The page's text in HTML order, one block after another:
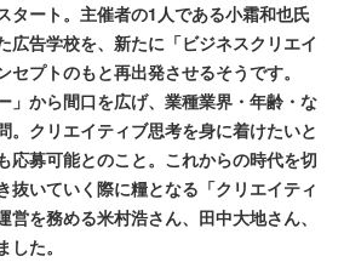
タート。主催者の1人である小霜和也氏
広告学校を、新たに「ビジネスクリエイ
セプトのもと再出発させるそうです。
」から間口を広げ、業種業界・年齢・な
。クリエイティブ思考を身に着けたいと
応募可能とのこと。これからの時代を切
抜いていく際に糧となる「クリエイティ
を務める米村浩さん、田中大地さん、
た。